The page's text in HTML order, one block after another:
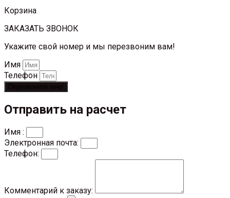
Корзина
ЗАКАЗАТЬ ЗВОНОК
Укажите свой номер и мы перезвоним вам!
Имя
Телефон
Перезвоните мне!
Отправить на расчет
Имя :
Электронная почта:
Телефон:
Комментарий к заказу: